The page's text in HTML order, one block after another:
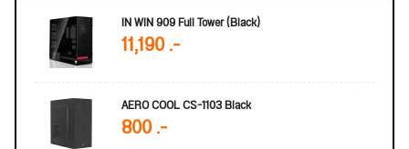
IN WIN 909 Full Tower (Black)
11,190 .-
AERO COOL CS-1103 Black
800 .-